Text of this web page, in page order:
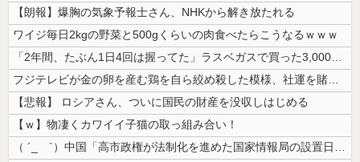
【朗報】爆胸の気象予報士さん、NHKから解き放たれる
ワイジ毎日2kgの野菜と500gくらいの肉食べたらこうなるｗｗｗ
「2年間、たぶん1日4回は握ってた」ラスベガスで買った3,000円のキ...
フジテレビが金の卵を産む鶏を自ら絞め殺した模様、社運を賭けたドル箱コン...
【悲報】 ロシアさん、ついに国民の財産を没収しはじめる
【ｗ】物凄くカワイイ子猫の取っ組み合い！
（ ´_ゝ`）中国「高市政権が法制化を進めた国家情報局の設置日が7月3...